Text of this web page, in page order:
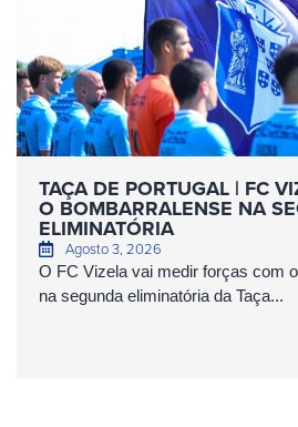
TAÇA DE PORTUGAL | FC
O BOMBARRALENSE NA
ELIMINATÓRIA
Agosto 3, 2026
O FC Vizela vai medir forças com
na segunda eliminatória da Taça...